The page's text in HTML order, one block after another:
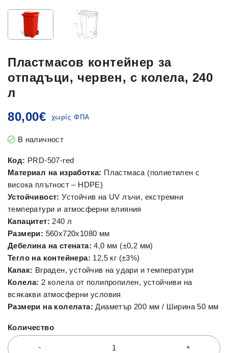
Пластмасов контейнер за
отпадъци, червен, с колела, 240
л
80,00€
В наличност
Код: PRD-507-red
Материал на изработка: Пластмаса (полиетилен с
висока плътност – HDPE)
Устойчивост: Устойчив на UV лъчи, екстремни
температури и атмосферни влияния
Капацитет: 240 л
Размери: 560x720x1080 мм
Дебелина на стената: 4,0 мм (±0,2 мм)
Тегло на контейнера: 12,5 кг (±3%)
Капак: Вграден, устойчив на удари и температури
Колела: 2 колела от полипропилен, устойчиви на
всякакви атмосферни условия
Размери на колелата: Диаметър 200 мм / Ширина 50 мм
Количество